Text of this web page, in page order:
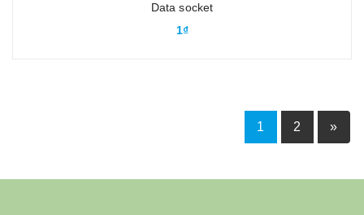
Data socket
1₫
1 2 »